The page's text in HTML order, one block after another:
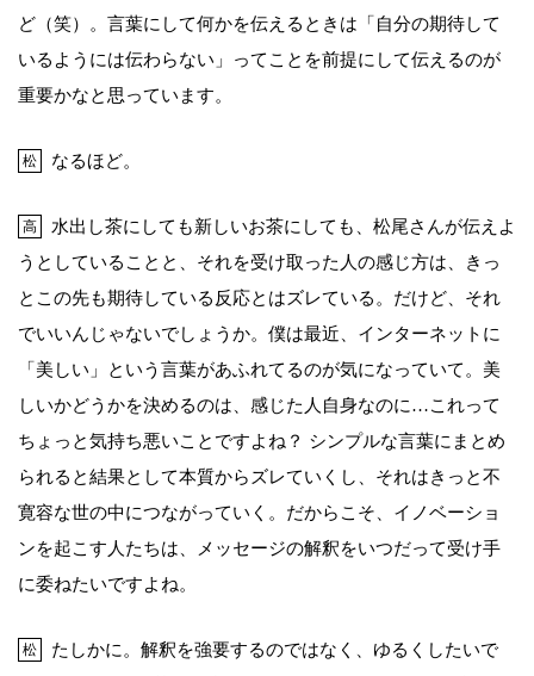
ど（笑）。言葉にして何かを伝えるときは「自分の期待して
いるようには伝わらない」ってことを前提にして伝えるのが
重要かなと思っています。
松 なるほど。
高
水出し茶にしても新しいお茶にしても、松尾さんが伝えよ
うとしていることと、それを受け取った人の感じ方は、きっ
とこの先も期待している反応とはズレている。だけど、それ
でいいんじゃないでしょうか。僕は最近、インターネットに
「美しい」という言葉があふれてるのが気になっていて。美
しいかどうかを決めるのは、感じた人自身なのに…これって
ちょっと気持ち悪いことですよね？ シンプルな言葉にまとめ
られると結果として本質からズレていくし、それはきっと不
寛容な世の中につながっていく。だからこそ、イノベーショ
ンを起こす人たちは、メッセージの解釈をいつだって受け手
に委ねたいですよね。
松
たしかに。解釈を強要するのではなく、ゆるくしたいで